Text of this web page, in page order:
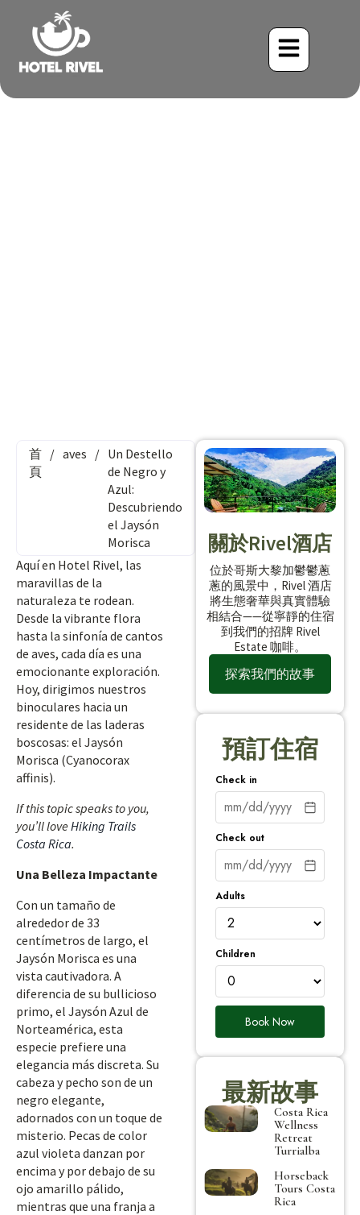
首
頁
/ aves / Un Destello
de Negro y
Azul:
Descubriendo
el Jaysón
Morisca
Aquí en Hotel Rivel, las
maravillas de la
naturaleza te rodean.
Desde la vibrante flora
hasta la sinfonía de cantos
de aves, cada día es una
emocionante exploración.
Hoy, dirigimos nuestros
binoculares hacia un
residente de las laderas
boscosas: el Jaysón
Morisca (Cyanocorax
affinis).
If this topic speaks to you,
you’ll love Hiking Trails
Costa Rica.
Una Belleza Impactante
Con un tamaño de
alrededor de 33
centímetros de largo, el
Jaysón Morisca es una
vista cautivadora. A
diferencia de su bullicioso
primo, el Jaysón Azul de
Norteamérica, esta
especie prefiere una
elegancia más discreta. Su
cabeza y pecho son de un
negro elegante,
adornados con un toque de
misterio. Pecas de color
azul violeta danzan por
encima y por debajo de su
ojo amarillo pálido,
mientras que una franja a
關於Rivel酒店
位於哥斯大黎加鬱鬱蔥
蔥的風景中，Rivel 酒店
將生態奢華與真實體驗
相結合——從寧靜的住宿
到我們的招牌 Rivel
Estate 咖啡。
探索我們的故事
預訂住宿
Check in
Check out
Adults
Children
Book Now
最新故事
Costa Rica
Wellness
Retreat
Turrialba
Horseback
Tours Costa
Rica